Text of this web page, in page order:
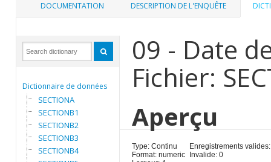
DOCUMENTATION DESCRIPTION DE L'ENQUÊTE
Dictionnaire de données
SECTIONA
SECTIONB1
SECTIONB2
SECTIONB3
SECTIONB4
09 - Date
Fichier:
Aperçu
Type: Continu
Format: numeric
Enregistrements
Invalide: 0